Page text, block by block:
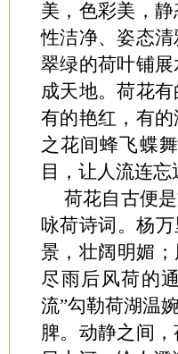
美，色彩美，
性洁净、姿态
翠绿的荷叶铺
成天地。荷花
有的艳红，有
之花间蜂飞蝶
目，让人流连忘
荷花自古便
咏荷诗词。杨
景，壮阔明媚
尽雨后风荷的
流”勾勒荷湖温
脾。动静之间